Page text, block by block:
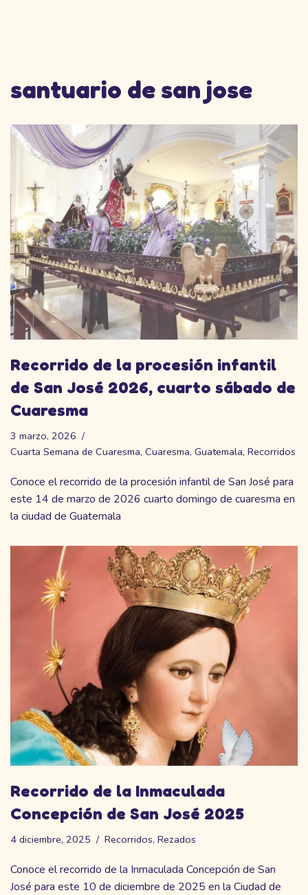
santuario de san jose
Recorrido de la procesión infantil
de San José 2026, cuarto sábado de
Cuaresma
3 marzo, 2026
Cuarta Semana de Cuaresma, Cuaresma, Guatemala, Recorridos
Conoce el recorrido de la procesión infantil de San José para
este 14 de marzo de 2026 cuarto domingo de cuaresma en
la ciudad de Guatemala
Recorrido de la Inmaculada
Concepción de San José 2025
4 diciembre, 2025 Recorridos, Rezados
Conoce el recorrido de la Inmaculada Concepción de San
José para este 10 de diciembre de 2025 en la Ciudad de